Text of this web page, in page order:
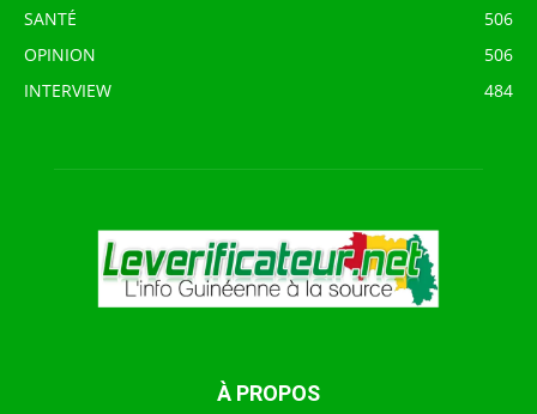
SANTÉ
506
OPINION
506
INTERVIEW
484
À PROPOS